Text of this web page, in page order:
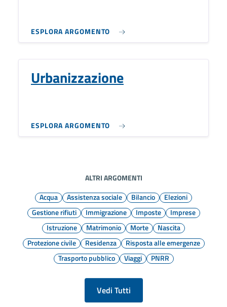
ESPLORA ARGOMENTO
Urbanizzazione
ESPLORA ARGOMENTO
ALTRI ARGOMENTI
Acqua
Assistenza sociale Bilancio
Elezioni
Gestione rifiuti
Immigrazione Imposte
Imprese
Istruzione
Matrimonio Morte
Nascita
Protezione civile
Residenza
Risposta alle emergenze
Trasporto pubblico
Viaggi PNRR
Vedi Tutti